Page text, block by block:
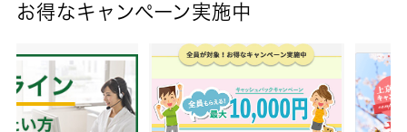
お得なキャンペーン実施中